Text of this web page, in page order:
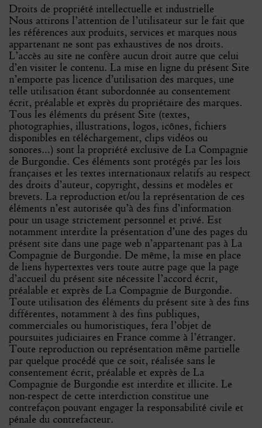
Droits de propriété intellectuelle et industrielle
Nous attirons l’attention de l’utilisateur sur le fait que
les références aux produits, services et marques nous
appartenant ne sont pas exhaustives de nos droits.
L’accès au site ne confère aucun droit autre que celui
d’en visiter le contenu. La mise en ligne du présent Site
n’emporte pas licence d’utilisation des marques, une
telle utilisation étant subordonnée au consentement
écrit, préalable et exprès du propriétaire des marques.
Tous les éléments du présent Site (textes,
photographies, illustrations, logos, icônes, fichiers
disponibles en téléchargement, clips vidéos ou
sonores…) sont la propriété exclusive de La Compagnie
de Burgondie. Ces éléments sont protégés par les lois
françaises et les textes internationaux relatifs au respect
des droits d’auteur, copyright, dessins et modèles et
brevets. La reproduction et/ou la représentation de ces
éléments n’est autorisée qu’à des fins d’information
pour un usage strictement personnel et privé. Est
notamment interdite la présentation d’une des pages du
présent site dans une page web n’appartenant pas à La
Compagnie de Burgondie. De même, la mise en place
de liens hypertextes vers toute autre page que la page
d’accueil du présent site nécessite l’accord écrit,
préalable et exprès de La Compagnie de Burgondie.
Toute utilisation des éléments du présent site à des fins
différentes, notamment à des fins publiques,
commerciales ou humoristiques, fera l’objet de
poursuites judiciaires en France comme à l’étranger.
Toute reproduction ou représentation même partielle
par quelque procédé que ce soit, réalisée sans le
consentement écrit, préalable et exprès de La
Compagnie de Burgondie est interdite et illicite. Le
non-respect de cette interdiction constitue une
contrefaçon pouvant engager la responsabilité civile et
pénale du contrefacteur.